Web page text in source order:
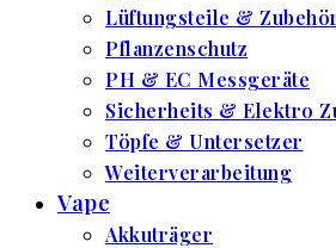
Lüftungsteile &
Pflanzenschutz
PH & EC Messgeräte
Sicherheits & Elektro
Töpfe & Untersetzer
Weiterverarbeitung
Vape
Akkuträger